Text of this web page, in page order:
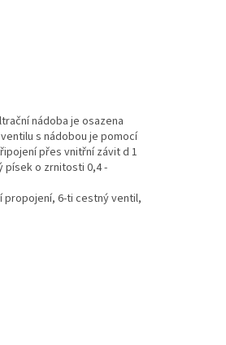
nádoba je osazena
s nádobou je pomocí
přes vnitřní závit d 1
písek o zrnitosti 0,4 -
propojení, 6-ti cestný ventil,